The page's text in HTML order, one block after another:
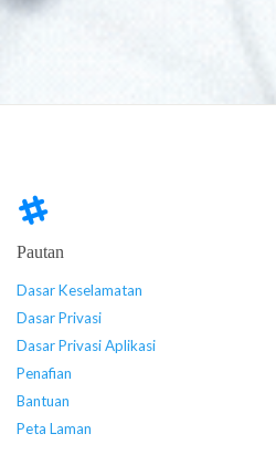
Pautan
Dasar Keselamatan
Dasar Privasi
Dasar Privasi Aplikasi
Penafian
Bantuan
Peta Laman